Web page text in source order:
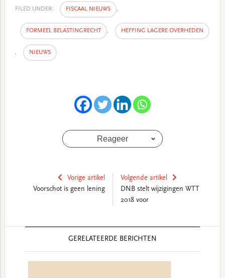
FILED UNDER: FISCAAL NIEUWS ,
FORMEEL BELASTINGRECHT , HEFFING LAGERE OVERHEDEN
, NIEUWS
Reageer
Vorige artikel
Voorschot is geen lening
Volgende artikel
DNB stelt wijzigingen WTT
2018 voor
GERELATEERDE BERICHTEN